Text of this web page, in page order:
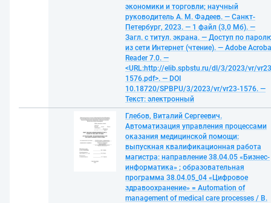
экономики и торговли; научный
руководитель А. М. Фадеев. — Санкт-
Петербург, 2023. — 1 файл (3,0 Мб). —
Загл. с титул. экрана. — Доступ по
из сети Интернет (чтение). — Adobe
Reader 7.0. —
<URL:http://elib.spbstu.ru/dl/3/2023/vr/
1576.pdf>. — DOI
10.18720/SPBPU/3/2023/vr/vr23-1576. —
Текст: электронный
Глебов, Виталий Сергеевич.
Автоматизация управления процессами
оказания медицинской помощи:
выпускная квалификационная работа
магистра: направление 38.04.05 «Бизнес-
информатика» ; образовательная
программа 38.04.05_04 «Цифровое
здравоохранение» = Automation of
management of medical care processes / В.